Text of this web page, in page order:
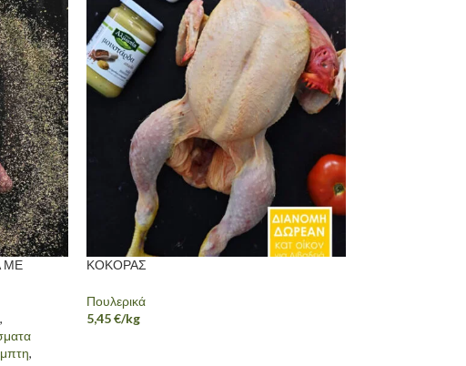
ΜΕ
,
,
ΚΟΚΟΡΑΣ
Πουλερικά
5,45€/kg